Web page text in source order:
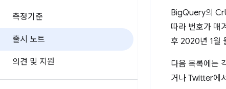
측정기준
출시 노트
의견 및 지원
BigQuery의
따라 번호가 매
후 2020년 1월
다음 목록에는
거나 Twitter에